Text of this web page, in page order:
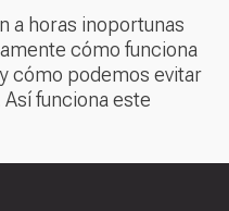
a horas inoportunas
cómo funciona
cómo podemos evitar
funciona este